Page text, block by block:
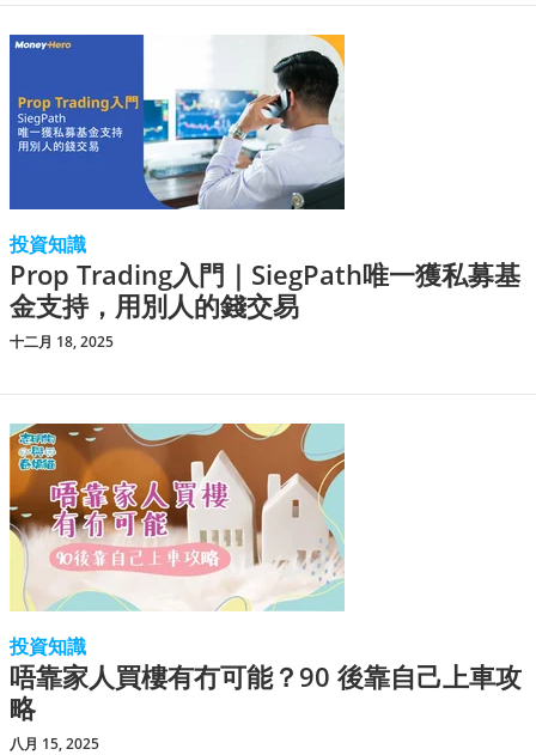
投資知識
Prop Trading入門｜SiegPath唯一獲私募基
金支持，用別人的錢交易
十二月 18, 2025
投資知識
唔靠家人買樓有冇可能？90 後靠自己上車攻
略
八月 15, 2025